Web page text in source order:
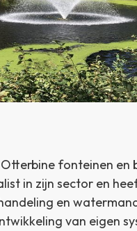
fonteinen en
in zijn sector en
en
van eigen